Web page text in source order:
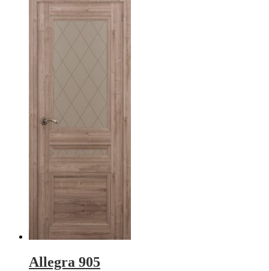
Allegra 905